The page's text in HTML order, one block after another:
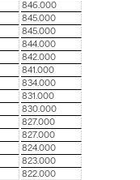
846.000
845.000
845.000
844.000
842.000
841.000
834.000
831.000
830.000
827.000
827.000
824.000
823.000
822.000